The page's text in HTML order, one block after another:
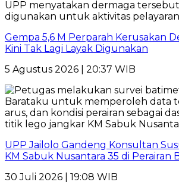
Gempa 5,6 M Perparah Kerusakan
Kini Tak Lagi Layak Digunakan
5 Agustus 2026 | 20:37 WIB
UPP Jailolo Gandeng Konsultan
KM Sabuk Nusantara 35 di Perairan
30 Juli 2026 | 19:08 WIB